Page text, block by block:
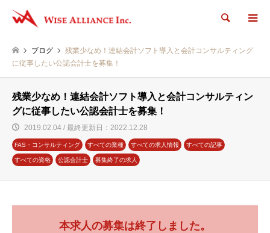
検索
ブログ
残業少なめ！連結会計ソフト導入と会計コンサルティング
に従事したい公認会計士を募集！
残業少なめ！連結会計ソフト導入と会計コンサルティン
グに従事したい公認会計士を募集！
2019.02.04 / 最終更新日：2022.12.28
FAS・コンサルティング すべての業種 すべての求人情報 すべての記事
すべての資格 公認会計士 募集終了の求人
本求人の募集は終了しました。